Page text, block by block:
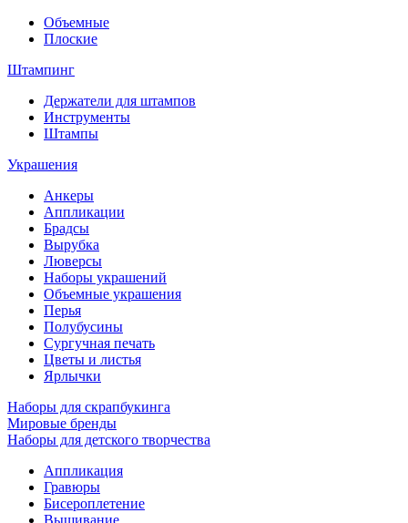
Объемные
Плоские
Штампинг
Держатели для штампов
Инструменты
Штампы
Украшения
Анкеры
Аппликации
Брадсы
Вырубка
Люверсы
Наборы украшений
Объемные украшения
Перья
Полубусины
Сургучная печать
Цветы и листья
Ярлычки
Наборы для скрапбукинга
Мировые бренды
Наборы для детского творчества
Аппликация
Гравюры
Бисероплетение
Вышивание